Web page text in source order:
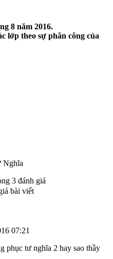
8 năm 2016.
lớp theo sự phân công của
Nghĩa
3 đánh giá
bài viết
07:21
phục tư nghĩa 2 hay sao thầy